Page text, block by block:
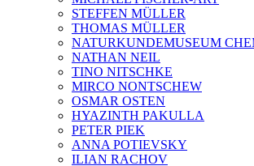
STEFFEN MÜLLER
THOMAS MÜLLER
NATURKUNDEMUSEUM
NATHAN NEIL
TINO NITSCHKE
MIRCO NONTSCHEW
OSMAR OSTEN
HYAZINTH PAKULLA
PETER PIEK
ANNA POTIEVSKY
ILIAN RACHOV